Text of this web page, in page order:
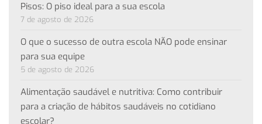
Pisos: O piso ideal para a sua escola
7 de agosto de 2026
O que o sucesso de outra escola NÃO pode ensinar
para sua equipe
5 de agosto de 2026
Alimentação saudável e nutritiva: Como contribuir
para a criação de hábitos saudáveis no cotidiano
escolar?